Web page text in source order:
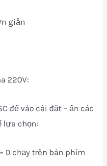
giản
220V:
để vào cài đặt – ấn các
lựa chọn:
0 chạy trên bàn phím